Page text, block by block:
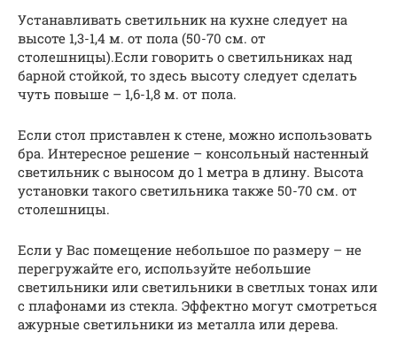
Устанавливать светильник на кухне следует на
высоте 1,3-1,4 м. от пола (50-70 см. от
столешницы).Если говорить о светильниках над
барной стойкой, то здесь высоту следует сделать
чуть повыше – 1,6-1,8 м. от пола.
Если стол приставлен к стене, можно использовать
бра. Интересное решение – консольный настенный
светильник с выносом до 1 метра в длину. Высота
установки такого светильника также 50-70 см. от
столешницы.
Если у Вас помещение небольшое по размеру – не
перегружайте его, используйте небольшие
светильники или светильники в светлых тонах или
с плафонами из стекла. Эффектно могут смотреться
ажурные светильники из металла или дерева.